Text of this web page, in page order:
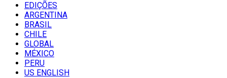
EDIÇÕES
ARGENTINA
BRASIL
CHILE
GLOBAL
MÉXICO
PERU
US ENGLISH